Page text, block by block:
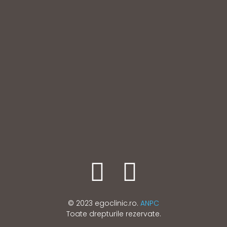
© 2023 egoclinic.ro. ANPC
Toate drepturile rezervate.